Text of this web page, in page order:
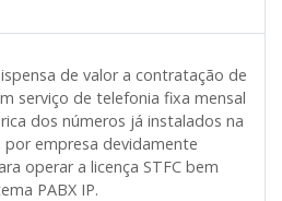
de valor a contratação de
serviço de telefonia fixa mensal
dos números já instalados na
empresa devidamente
operar a licença STFC bem
PABX IP.